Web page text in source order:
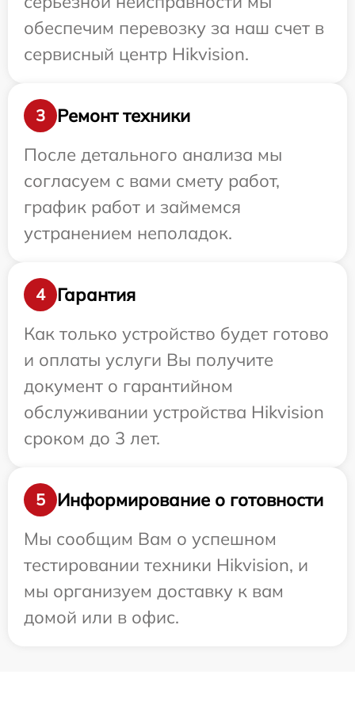
обеспечим перевозку за наш счет в
сервисный центр Hikvision.
3
Ремонт техники
После детального анализа мы
согласуем с вами смету работ,
график работ и займемся
устранением неполадок.
4
Гарантия
Как только устройство будет готово
и оплаты услуги Вы получите
документ о гарантийном
обслуживании устройства Hikvision
сроком до 3 лет.
5
Информирование о готовности
Мы сообщим Вам о успешном
тестировании техники Hikvision, и
мы организуем доставку к вам
домой или в офис.